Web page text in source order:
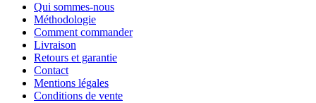
Qui sommes-nous
Méthodologie
Comment commander
Livraison
Retours et garantie
Contact
Mentions légales
Conditions de vente